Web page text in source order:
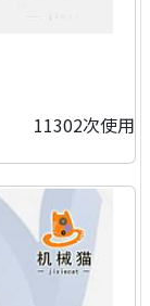
11302次使用